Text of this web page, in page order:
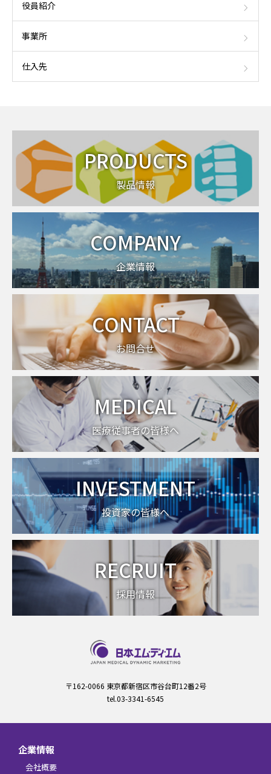
役員紹介
事業所
仕入先
PRODUCTS
製品情報
COMPANY
企業情報
CONTACT
お問合せ
MEDICAL
医療従事者の皆様へ
INVESTMENT
投資家の皆様へ
RECRUIT
採用情報
〒162-0066 東京都新宿区市谷台町12番2号
tel.03-3341-6545
企業情報
会社概要